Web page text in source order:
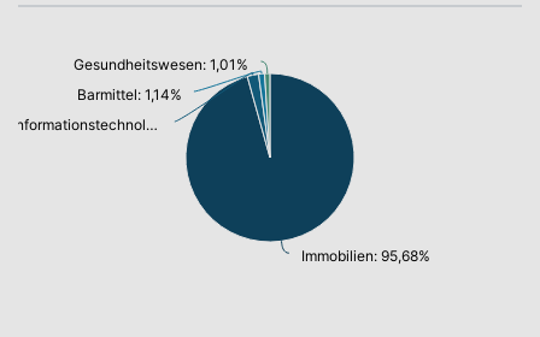
Immobilien: 95,68%
Informationstechnologie/ Telekommunikation: 2,17%
Barmittel: 1,14%
Gesundheitswesen: 1,01%